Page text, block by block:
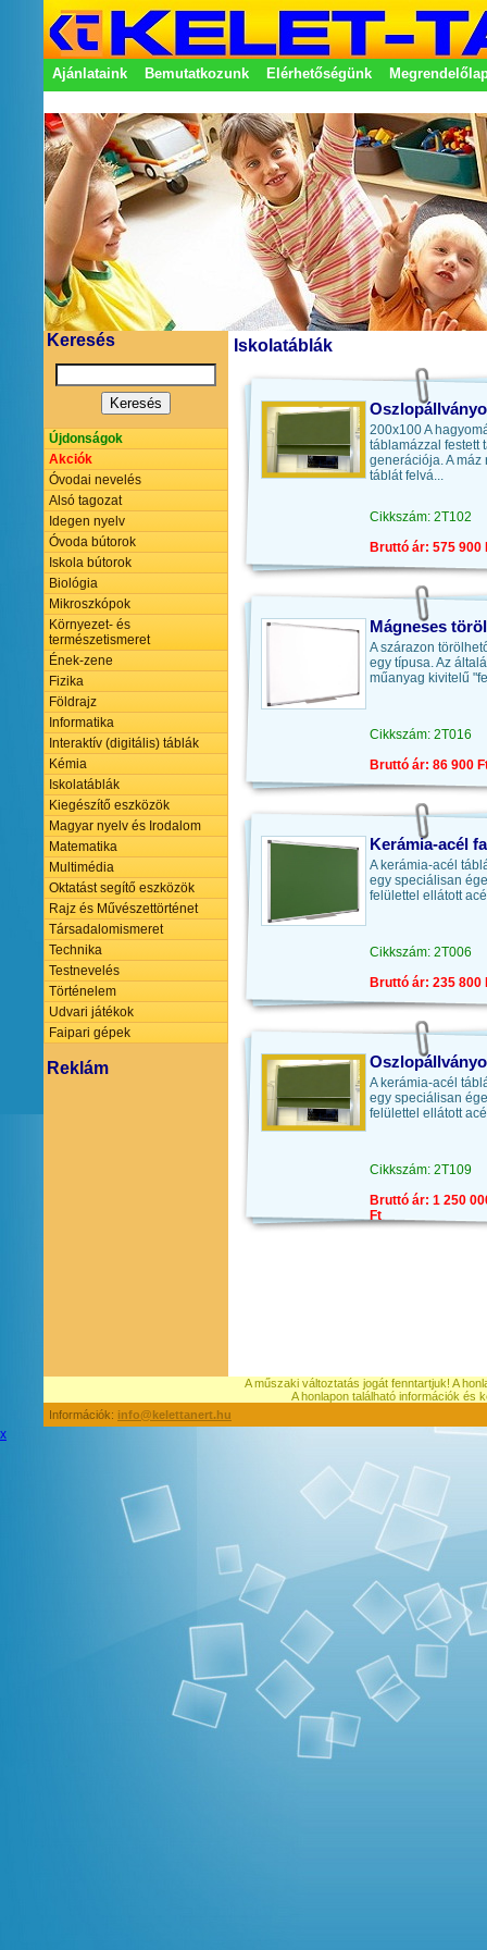
Ajánlataink Bemutatkozunk Elérhetőségünk
Keresés
Újdonságok
Akciók
Óvodai nevelés
Alsó tagozat
Idegen nyelv
Óvoda bútorok
Iskola bútorok
Biológia
Mikroszkópok
Környezet- és
természetismeret
Ének-zene
Fizika
Földrajz
Informatika
Interaktív (digitális) táblák
Kémia
Iskolatáblák
Kiegészítő eszközök
Magyar nyelv és Irodalom
Matematika
Multimédia
Oktatást segítő eszközök
Rajz és Művészettörténet
Társadalomismeret
Technika
Testnevelés
Történelem
Udvari játékok
Faipari gépek
Reklám
Iskolatáblák
200x100 A
táblamázzal festett
generációja. A máz
táblát felvá...
Cikkszám: 2T102
Bruttó ár: 575 900
Mágneses
A szárazon
egy típusa. Az
műanyag kivitelű
Cikkszám: 2T016
Bruttó ár: 86 900
Kerámia-acél
A kerámia-acél
egy speciálisan
felülettel ellátott
Cikkszám: 2T006
Bruttó ár: 235 800
A kerámia-acél
egy speciálisan
felülettel ellátott
Cikkszám: 2T109
Bruttó ár: 1 250
Ft
A műszaki változtatás jogát fenntartjuk! A
A honlapon található információk és
Információk: info@kelettanert.hu
x